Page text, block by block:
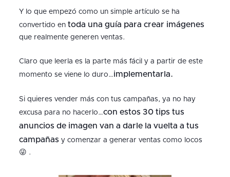
Y lo que empezó como un simple artículo se ha
convertido en toda una guía para crear imágenes
que realmente generen ventas.
Claro que leerla es la parte más fácil y a partir de este
momento se viene lo duro…implementarla.
Si quieres vender más con tus campañas, ya no hay
excusa para no hacerlo…con estos 30 tips tus
anuncios de imagen van a darle la vuelta a tus
campañas y comenzar a generar ventas como locos
😜 .